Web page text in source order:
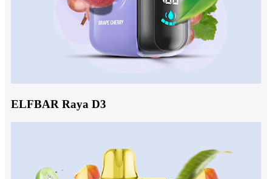
ELFBAR Raya D3